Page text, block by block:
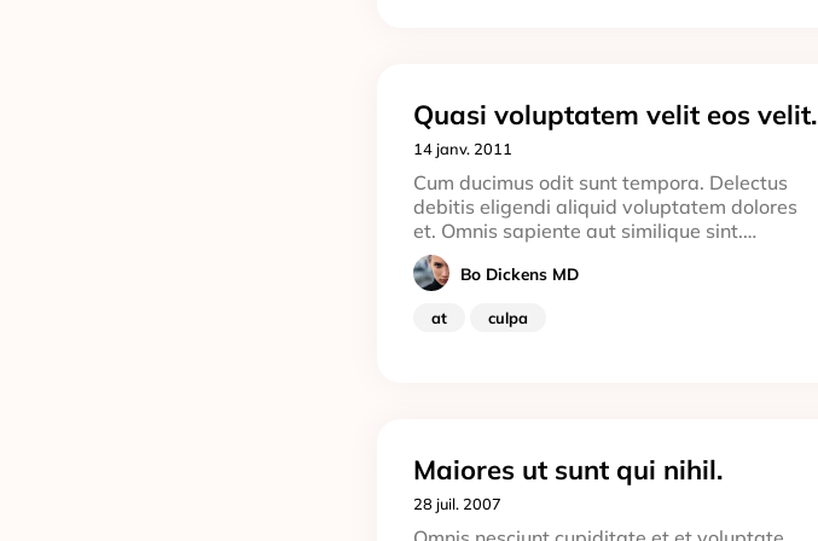
Quasi voluptatem velit eos velit.
14 janv. 2011
Cum ducimus odit sunt tempora. Delectus
debitis eligendi aliquid voluptatem dolores
et. Omnis sapiente aut similique sint.…
Bo Dickens MD
at culpa
Maiores ut sunt qui nihil.
28 juil. 2007